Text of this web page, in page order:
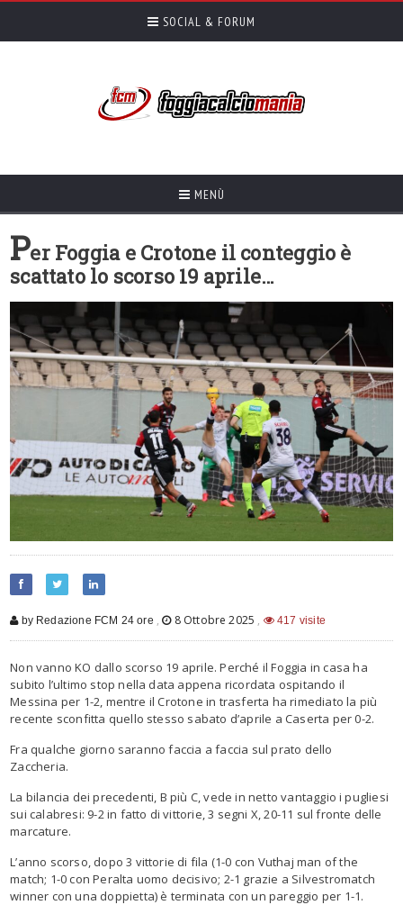
SOCIAL & FORUM
MENÙ
Per Foggia e Crotone il conteggio è
scattato lo scorso 19 aprile…
by Redazione FCM 24 ore , 8 Ottobre 2025 , 417 visite
Non vanno KO dallo scorso 19 aprile. Perché ilFoggia in casa ha
subito l’ultimo stop nella data appena ricordata ospitando il
Messina per 1-2, mentre il Crotone in trasferta ha rimediato la più
recente sconfitta quello stesso sabato d’aprile a Caserta per 0-2.
Fra qualche giorno saranno faccia a faccia sul prato dello
Zaccheria.
La bilancia dei precedenti, B più C, vede in netto vantaggio i pugliesi
sui calabresi: 9-2 in fatto di vittorie, 3 segni X, 20-11 sul fronte delle
marcature.
L’anno scorso, dopo3 vittorie di fila (1-0 con Vuthaj man of the
match; 1-0 con Peralta uomo decisivo; 2-1 grazie a Silvestromatch
winner con una doppietta) è terminata con un pareggio per 1-1.